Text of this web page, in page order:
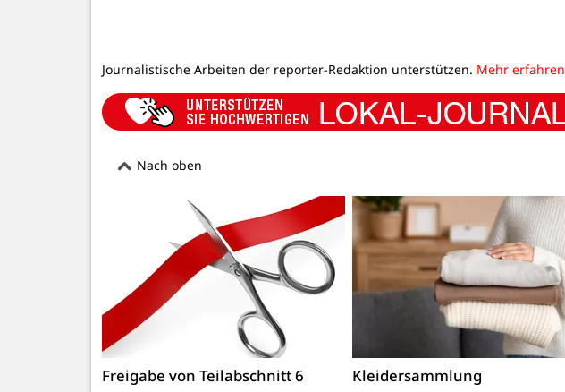
Journalistische Arbeiten der reporter-Redaktion unterstützen. Mehr erfahren
Nach oben
Freigabe von Teilabschnitt 6 Kleidersammlung